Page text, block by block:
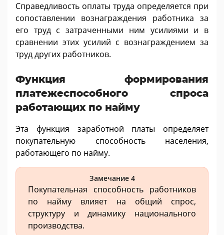
Справедливость оплаты труда определяется при
сопоставлении вознаграждения работника за
его труд с затраченными ним усилиями и в
сравнении этих усилий с вознаграждением за
труд других работников.
Функция формирования
платежеспособного спроса
работающих по найму
Эта функция заработной платы определяет
покупательную способность населения,
работающего по найму.
Замечание 4
Покупательная способность работников
по найму влияет на общий спрос,
структуру и динамику национального
производства.